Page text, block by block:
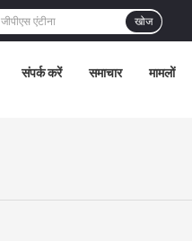
खोज
संपर्क करें समाचार मामलों